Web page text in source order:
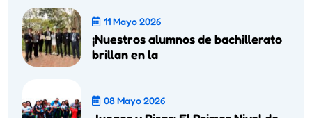
11 Mayo 2026
¡Nuestros alumnos de bachillerato
brillan en la
08 Mayo 2026